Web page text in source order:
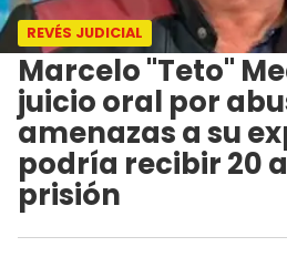
REVÉS JUDICIAL
Marcelo "Teto"
juicio oral por
amenazas a su
podría recibir 20
prisión